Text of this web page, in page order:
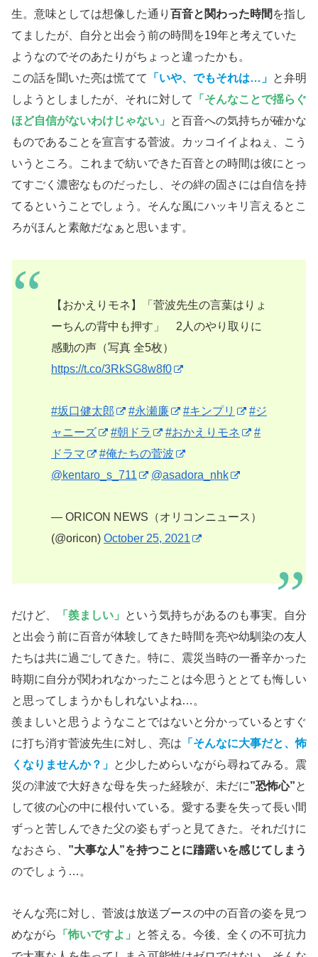
生。意味としては想像した通り 百音と関わった時間 を指し
てましたが、自分と出会う前の時間を19年と考えていた
ようなのでそのあたりがちょっと違ったかも。
この話を聞いた亮は慌てて
「いや、でもそれは…」 と弁明
しようとしましたが、それに対して
「そんなことで揺らぐ
ほど自信がないわけじゃない」
と百音への気持ちが確かな
ものであることを宣言する菅波。カッコイイよねぇ、こう
いうところ。これまで紡いできた百音との時間は彼にとっ
てすごく濃密なものだったし、その絆の固さには自信を持
てるということでしょう。そんな風にハッキリ言えるとこ
ろがほんと素敵だなぁと思います。
【おかえりモネ】「菅波先生の言葉はりょ
ーちんの背中も押す」 2人のやり取りに
感動の声（写真 全5枚）
https://t.co/3RkSG8w8f0
#坂口健太郎 #永瀬廉 #キンプリ
#ジ
ャニーズ
#朝ドラ #おかえりモネ
#
ドラマ
#俺たちの菅波
@kentaro_s_711
@asadora_nhk
— ORICON NEWS（オリコンニュース）
(@oricon) October 25, 2021
だけど、 「羨ましい」
という気持ちがあるのも事実。自分
と出会う前に百音が体験してきた時間を亮や幼馴染の友人
たちは共に過ごしてきた。特に、震災当時の一番辛かった
時期に自分が関われなかったことは今思うととても悔しい
と思ってしまうかもしれないよね…。
羨ましいと思うようなことではないと分かっているとすぐ
に打ち消す菅波先生に対し、亮は 「そんなに大事だと、怖
くなりませんか？」 と少しためらいながら尋ねてみる。震
災の津波で大好きな母を失った経験が、未だに”恐怖心”と
して彼の心の中に根付いている。愛する妻を失って長い間
ずっと苦しんできた父の姿もずっと見てきた。それだけに
なおさら、 ”大事な人”を持つことに躊躇いを感じてしまう
のでしょう…。
そんな亮に対し、菅波は放送ブースの中の百音の姿を見つ
めながら
「怖いですよ」
と答える。今後、全くの不可抗力